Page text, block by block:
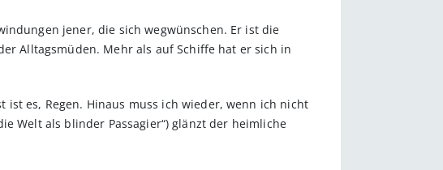
jener, die sich wegwünschen. Er ist die
Alltagsmüden. Mehr als auf Schiffe hat er sich in
ist es, Regen. Hinaus muss ich wieder, wenn ich nicht
Welt als blinder Passagier“) glänzt der heimliche